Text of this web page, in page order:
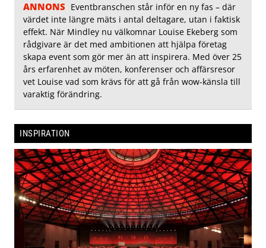
ANNONS Eventbranschen står inför en ny fas – där
värdet inte längre mäts i antal deltagare, utan i faktisk
effekt. När Mindley nu välkomnar Louise Ekeberg som
rådgivare är det med ambitionen att hjälpa företag
skapa event som gör mer än att inspirera. Med över 25
års erfarenhet av möten, konferenser och affärsresor
vet Louise vad som krävs för att gå från wow-känsla till
varaktig förändring.
INSPIRATION